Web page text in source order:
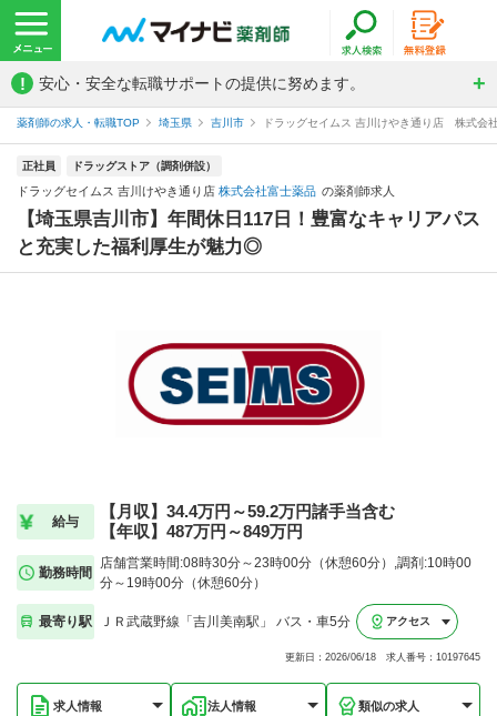
! 安心・安全な転職サポートの提供に努めます。
薬剤師の求人・転職TOP 埼玉県 吉川市 ドラッグセイムス 吉川けやき通り店 株式会
正社員 ドラッグストア（調剤併設）
ドラッグセイムス 吉川けやき通り店 株式会社富士薬品 の薬剤師求人
【埼玉県吉川市】年間休日117日！豊富なキャリアパス
と充実した福利厚生が魅力◎
給与
【月収】34.4万円～59.2万円諸手当含む
【年収】487万円～849万円
勤務時間
店舗営業時間:08時30分～23時00分（休憩60分）,調剤:10時00
分～19時00分（休憩60分）
最寄り駅 ＪＲ武蔵野線「吉川美南駅」 バス・車5分 アクセス
更新日：2026/06/18 求人番号：10197645
求人情報 法人情報 類似の求人